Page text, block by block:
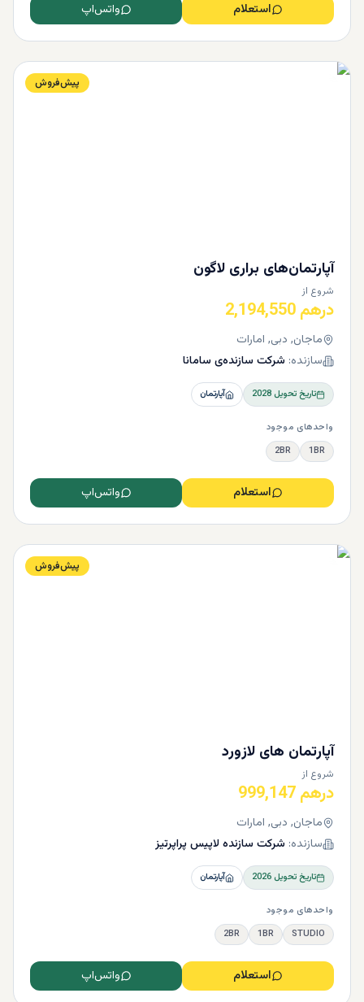
استعلام واتس‌اپ
پیش‌فروش
آپارتمان‌های براری لاگون
شروع از
درهم 2,194,550
ماجان, دبی, امارات
سازنده: شرکت سازنده‌ی سامانا
تاریخ تحویل2028 آپارتمان
واحدهای موجود
1BR
2BR
استعلام واتس‌اپ
پیش‌فروش
آپارتمان های لازورد
شروع از
درهم 999,147
ماجان, دبی, امارات
سازنده: شرکت سازنده لاپیس پراپرتیز
تاریخ تحویل2026 آپارتمان
واحدهای موجود
STUDIO
1BR
2BR
استعلام واتس‌اپ